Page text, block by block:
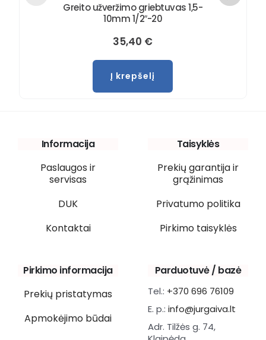
Greito užveržimo griebtuvas 1,5-
10mm 1/2″-20
35,40 €
Į krepšelį
Informacija
Paslaugos ir
servisas
DUK
Kontaktai
Taisyklės
Prekių garantija ir
grąžinimas
Privatumo politika
Pirkimo taisyklės
Pirkimo informacija
Prekių pristatymas
Apmokėjimo būdai
Parduotuvė / bazė
Tel.: +370 696 76109
E. p.: info@jurgaiva.lt
Adr. Tilžės g. 74,